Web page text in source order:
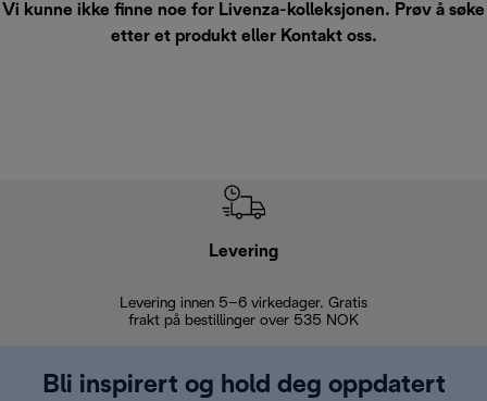
Vi kunne ikke finne noe for Livenza-kolleksjonen. Prøv å søke
etter et produkt eller Kontakt oss.
Levering
Levering innen 5–6 virkedager. Gratis
frakt på bestillinger over 535 NOK
Bli inspirert og hold deg oppdatert